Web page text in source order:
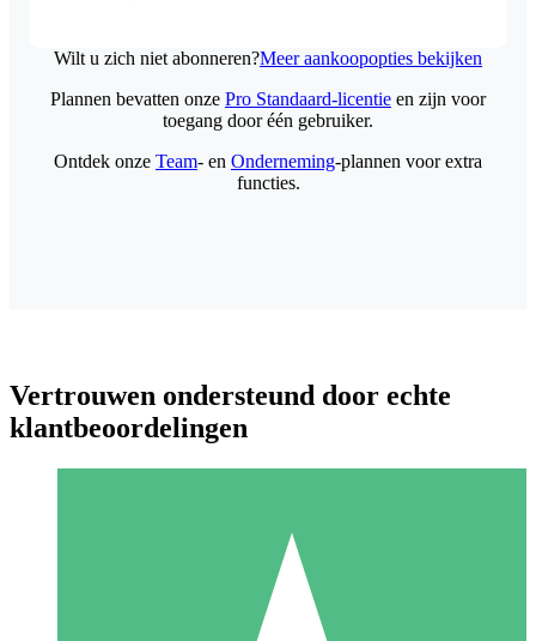
Wilt u zich niet abonneren?Meer aankoopopties bekijken
Individuele Creditpakketten
Plannen bevatten onze Pro Standaard-licentie en zijn voor
toegang door één gebruiker.
Ontdek onze Team- en Onderneming-plannen voor extra
functies.
Vertrouwen ondersteund door echte
klantbeoordelingen